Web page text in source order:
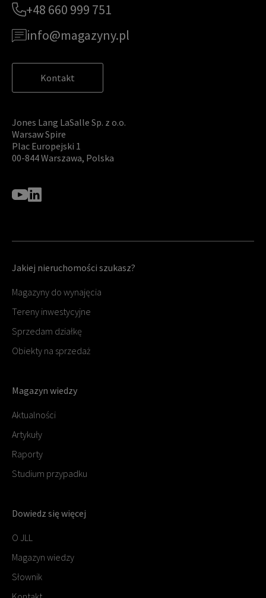
+48 660 999 751
info@magazyny.pl
Kontakt
Jones Lang LaSalle Sp. z o.o.
Warsaw Spire
Plac Europejski 1
00-844 Warszawa, Polska
Jakiej nieruchomości szukasz?
Magazyny do wynajęcia
Tereny inwestycyjne
Sprzedam działkę
Obiekty na sprzedaż
Magazyn wiedzy
Aktualności
Artykuły
Raporty
Studium przypadku
Dowiedz się więcej
O JLL
Magazyn wiedzy
Słownik